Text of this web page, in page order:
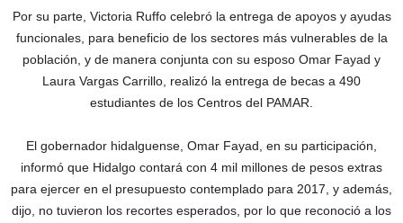
Por su parte, Victoria Ruffo celebró la entrega de apoyos y ayudas
funcionales, para beneficio de los sectores más vulnerables de la
población, y de manera conjunta con su esposo Omar Fayad y
Laura Vargas Carrillo, realizó la entrega de becas a 490
estudiantes de los Centros del PAMAR.
El gobernador hidalguense, Omar Fayad, en su participación,
informó que Hidalgo contará con 4 mil millones de pesos extras
para ejercer en el presupuesto contemplado para 2017, y además,
dijo, no tuvieron los recortes esperados, por lo que reconoció a los